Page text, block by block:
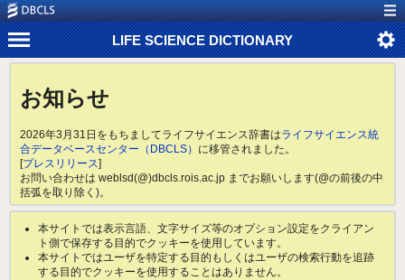
LIFE SCIENCE DICTIONARY
お知らせ
2026年3月31日をもちましてライフサイエンス辞書はライフサイエンス統
合データベースセンター（DBCLS） に移管されました。
[プレスリリース]
お問い合わせは weblsd(@)dbcls.rois.ac.jp までお願いします(@の前後の中
括弧を取り除く)。
本サイトでは表示言語、文字サイズ等のオプション設定をクライアン
ト側で保存する目的でクッキーを使用しています。
本サイトではユーザを特定する目的もしくはユーザの検索行動を追跡
する目的でクッキーを使用することはありません。